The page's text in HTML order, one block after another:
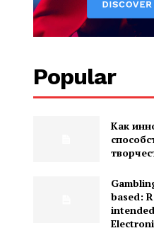
Popular
Как
based: